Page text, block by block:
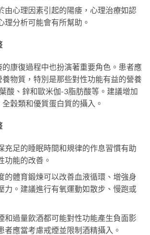
由心理因素引起的陽痿，心理治療如認
理分析可能會有所幫助。
康復過程中也扮演著重要角色。患者應
物質，特別是那些對性功能有益的營養
酸、鋅和歐米伽-3脂肪酸等。建議增加
穀類和優質蛋白質的攝入。
充足的睡眠時間和規律的作息習慣有助
功能的改善。
的體育鍛煉可以改善血液循環、增強身
力。建議進行有氧運動如散步、慢跑或
和過量飲酒都可能對性功能產生負面影
者應當考慮戒煙並限制酒精攝入。